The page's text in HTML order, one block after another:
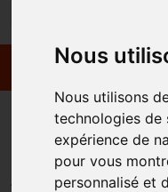
Nous
Nous utilisons
technologies de
expérience de
pour vous
personnalisé et
Promos
Bibs 3
Sucettes